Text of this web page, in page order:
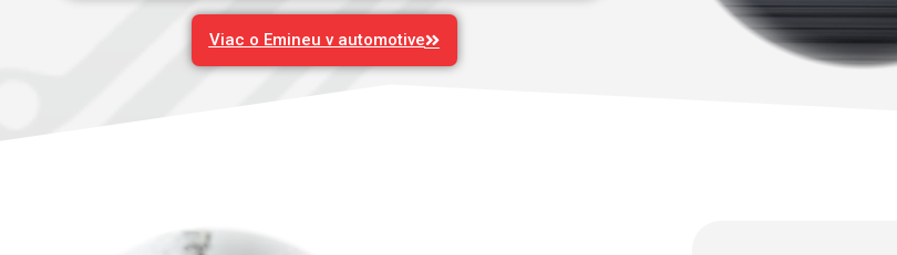
Viac o Emineu v automotive